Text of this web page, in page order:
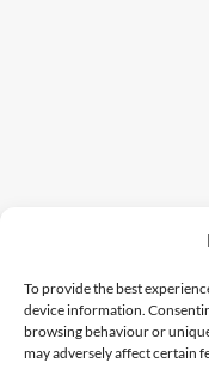
To provide the best
device information.
browsing behaviour or
may adversely affect certain